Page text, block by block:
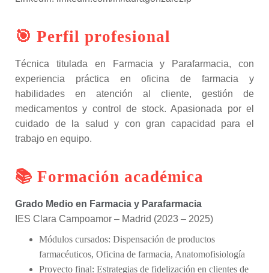
🎯 Perfil profesional
Técnica titulada en Farmacia y Parafarmacia, con
experiencia práctica en oficina de farmacia y
habilidades en atención al cliente, gestión de
medicamentos y control de stock. Apasionada por el
cuidado de la salud y con gran capacidad para el
trabajo en equipo.
📚 Formación académica
Grado Medio en Farmacia y Parafarmacia
IES Clara Campoamor – Madrid (2023 – 2025)
Módulos cursados: Dispensación de productos
farmacéuticos, Oficina de farmacia, Anatomofisiología
Proyecto final: Estrategias de fidelización en clientes de